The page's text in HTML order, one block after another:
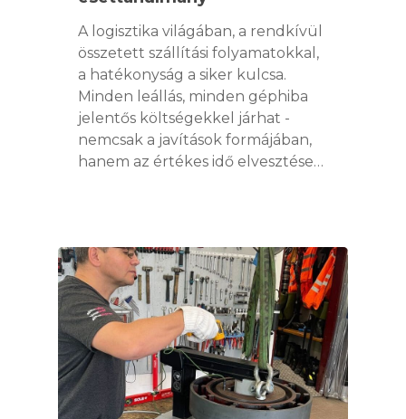
A logisztika világában, a rendkívül
összetett szállítási folyamatokkal,
a hatékonyság a siker kulcsa.
Minden leállás, minden géphiba
jelentős költségekkel járhat -
nemcsak a javítások formájában,
hanem az értékes idő elvesztése…